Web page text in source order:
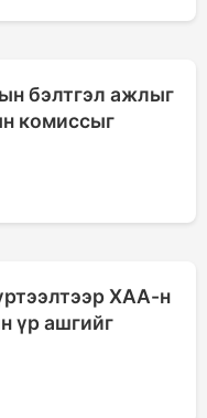
бэлтгэл ажлыг
комиссыг
ХАА-н
үр ашгийг